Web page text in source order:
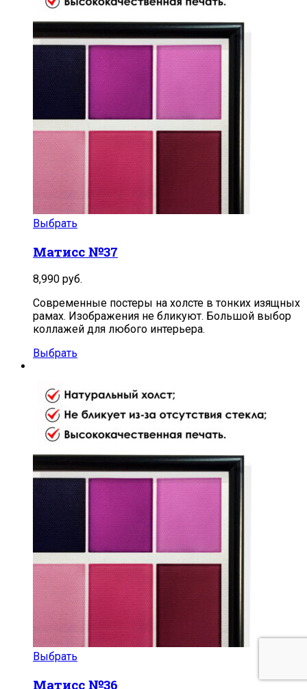
Выбрать
Матисс №37
8,990 руб.
Современные постеры на холсте в тонких изящных
рамах. Изображения не бликуют. Большой выбор
коллажей для любого интерьера.
Выбрать
Выбрать
Матисс №36